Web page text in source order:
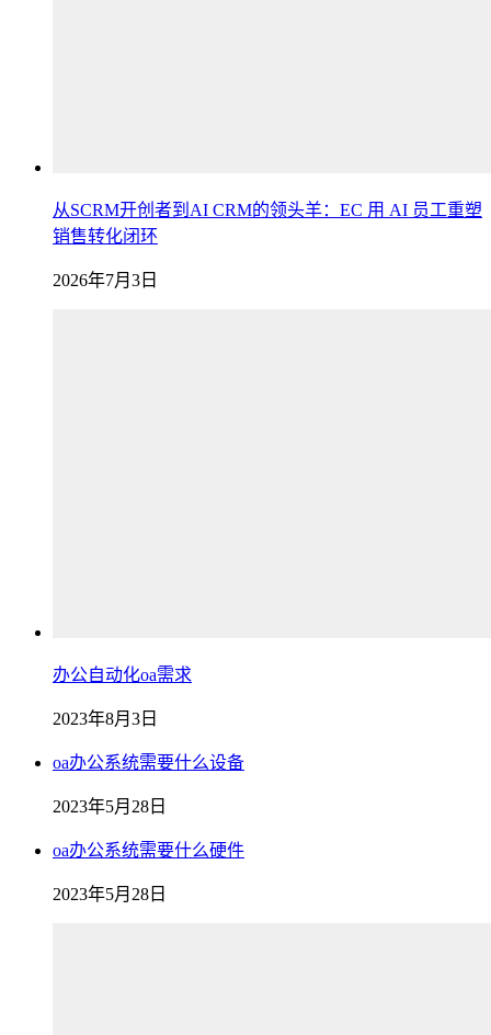
从SCRM开创者到AI CRM的领头羊：EC 用 AI 员工重塑
销售转化闭环
2026年7月3日
办公自动化oa需求
2023年8月3日
oa办公系统需要什么设备
2023年5月28日
oa办公系统需要什么硬件
2023年5月28日